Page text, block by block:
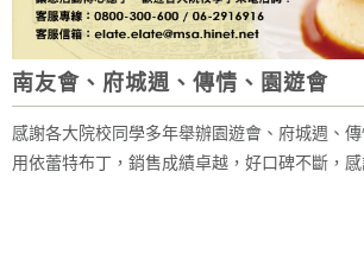
南友會、府城週、傳情、園遊會
感謝各大院校同學多年舉辦園遊會、府城週、
用依蕾特布丁，銷售成績卓越，好口碑不斷，